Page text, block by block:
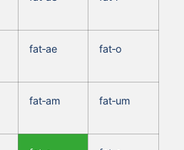
fat‑ae fat‑o
fat‑am fat‑um